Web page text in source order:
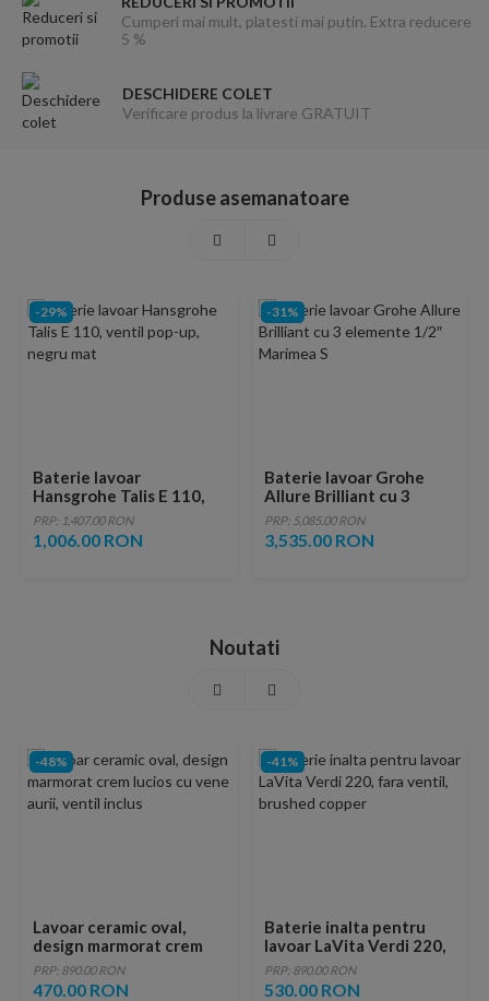
Cumperi mai mult, platesti mai putin. Extra reducere
5 %
DESCHIDERE COLET
Verificare produs la livrare GRATUIT
Produse asemanatoare
-29%
Baterie lavoar
Hansgrohe Talis E 110,
ventil pop-up, negru mat
PRP: 1,407.00 RON
1,006.00 RON
-31%
Baterie lavoar Grohe
Allure Brilliant cu 3
elemente 1/2″ Marimea
S
PRP: 5,085.00 RON
3,535.00 RON
Noutati
-48%
Lavoar ceramic oval,
design marmorat crem
lucios cu vene aurii,
ventil inclus
PRP: 890.00 RON
470.00 RON
-41%
Baterie inalta pentru
lavoar LaVita Verdi 220,
fara ventil, brushed
copper
PRP: 890.00 RON
530.00 RON